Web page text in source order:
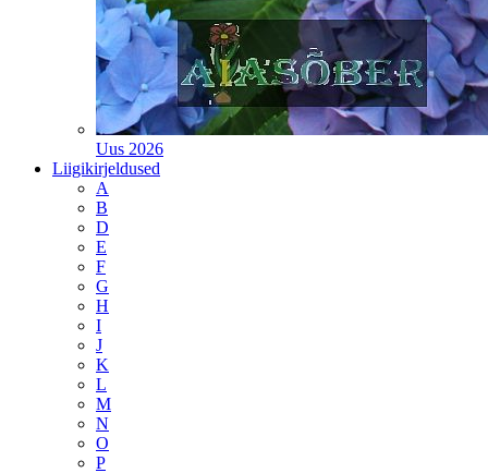
Uus 2026
Liigikirjeldused
A
B
D
E
F
G
H
I
J
K
L
M
N
O
P